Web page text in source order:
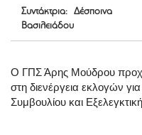
Συντάκτρια: Δέσποινα
Βασιλειάδου
Ο ΓΠΣ Άρης Μούδρου
στη διενέργεια εκλογών
Συμβουλίου και